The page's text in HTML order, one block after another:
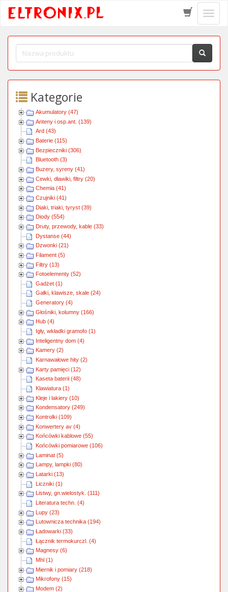
menu
Kategorie
Akumulatory (47)
Anteny i osp.ant. (139)
Ard (43)
Baterie (115)
Bezpieczniki (306)
Bluetooth (3)
Buzery, syreny (41)
Cewki, dławiki, filtry (20)
Chemia (41)
Czujniki (41)
Diaki, triaki, tyryst (39)
Diody (554)
Druty, przewody, kable (33)
Dystanse (44)
Dzwonki (21)
Filament (5)
Filtry (13)
Fotoelementy (52)
Gadżet (1)
Gałki, klawisze, skale (24)
Generatory (4)
Głośniki, kolumny (166)
Hub (4)
Igły, wkładki gramofo (1)
Inteligentny dom (4)
Kamery (2)
Karnawałowe hity (2)
Karty pamięci (12)
Kaseta baterii (48)
Klawiatura (1)
Kleje i lakiery (10)
Kondensatory (249)
Kontrolki (109)
Konwertery av (4)
Końcówki kablowe (55)
Końcówki pomiarowe (106)
Laminat (5)
Lampy, lampki (80)
Latarki (13)
Liczniki (1)
Listwy, gn.wielostyk. (111)
Literatura techn. (4)
Lupy (23)
Lutownicza technika (194)
Ładowarki (33)
Łącznik termokurczl. (4)
Magnesy (6)
Mhl (1)
Miernik i pomiary (218)
Mikrofony (15)
Modem (2)